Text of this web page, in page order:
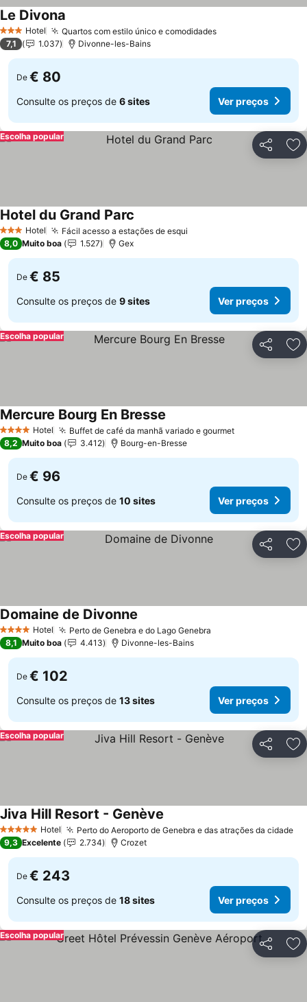
3 EstrelasHotel Quartos com estilo único e comodidades
Le Divona
7,1 1.037 Divonne-les-Bains
De € 80
Consulte os preços de 6 sites Ver preços
Partilhar
Escolha popular
3 EstrelasHotel Fácil acesso a estações de esqui
Hotel du Grand Parc
8,0 Muito boa 1.527 Gex
De € 85
Consulte os preços de 9 sites Ver preços
Partilhar
Escolha popular
4 EstrelasHotel Buffet de café da manhã variado e gourmet
Mercure Bourg En Bresse
8,2 Muito boa 3.412 Bourg-en-Bresse
De € 96
Consulte os preços de 10 sites Ver preços
Partilhar
Escolha popular
4 EstrelasHotel Perto de Genebra e do Lago Genebra
Domaine de Divonne
8,1 Muito boa 4.413 Divonne-les-Bains
De € 102
Consulte os preços de 13 sites Ver preços
Partilhar
Escolha popular
5 Estrelas Hotel Perto do Aeroporto de Genebra e das atrações da cidade
Jiva Hill Resort - Genève
9,3 Excelente 2.734 Crozet
De € 243
Consulte os preços de 18 sites Ver preços
Partilhar
Escolha popular